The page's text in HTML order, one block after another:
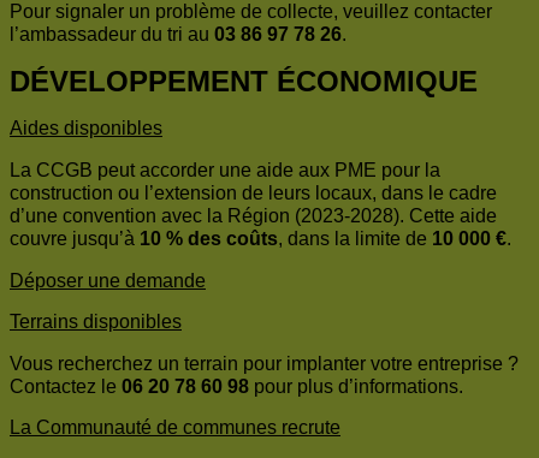
Pour signaler un problème de collecte, veuillez contacter
l’ambassadeur du tri au 03 86 97 78 26.
DÉVELOPPEMENT ÉCONOMIQUE
Aides disponibles
La CCGB peut accorder une aide aux PME pour la
construction ou l’extension de leurs locaux, dans le cadre
d’une convention avec la Région (2023-2028). Cette aide
couvre jusqu’à 10 % des coûts, dans la limite de 10 000 €.
Déposer une demande
Terrains disponibles
Vous recherchez un terrain pour implanter votre entreprise ?
Contactez le 06 20 78 60 98 pour plus d’informations.
La Communauté de communes recrute